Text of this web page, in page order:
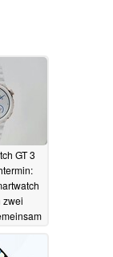
GT 3
zwei